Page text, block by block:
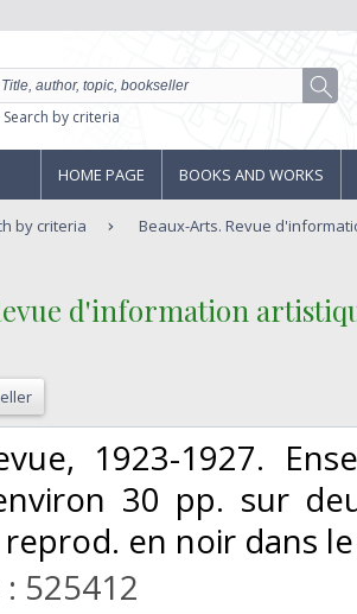
Search by criteria
HOME PAGE BOOKS AND WORKS
by criteria Beaux-Arts. Revue
d'information
1923-1927.
30 pp. sur
en noir dans
525412